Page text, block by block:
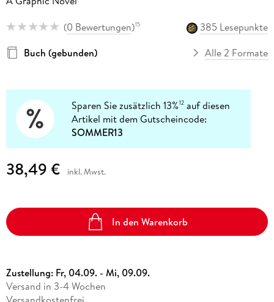
(0 Bewertungen)15
385 Lesepunkte
Buch (gebunden)
Alle 2 Formate
Sparen Sie zusätzlich 13%12 auf diesen
Artikel mit dem Gutscheincode:
SOMMER13
38,49 € inkl. Mwst.
In den Warenkorb
Zustellung: Fr, 04.09. - Mi, 09.09.
Versand in 3-4 Wochen
Versandkostenfrei